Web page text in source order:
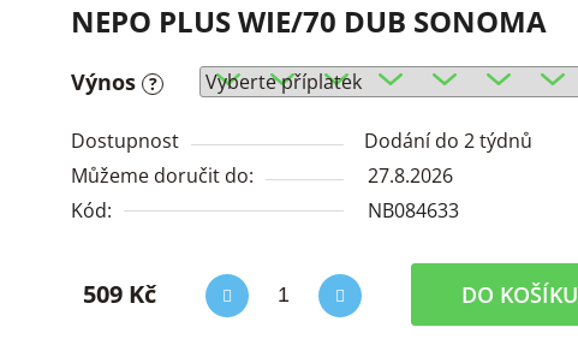
NEPO PLUS WIE/70 DUB SONOMA
Výnos ?
Dostupnost
Dodání do 2 týdnů
Můžeme doručit do:
27.8.2026
Kód:
NB084633
509 Kč DO KOŠÍKU